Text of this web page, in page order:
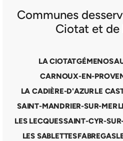
Communes
Ciotat et de
LA CIOTATGÉMENOS
CARNOUX-EN-
LA CADIÈRE-D'AZURLE
SAINT-MANDRIER-SUR-MER
LES LECQUESSAINT-CYR-
LES SABLETTESFABREGAS